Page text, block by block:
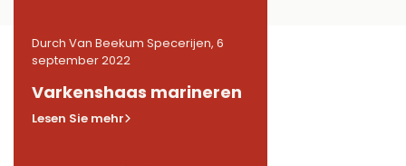
Durch Van Beekum Specerijen, 6
september 2022
Varkenshaas marineren
Lesen Sie mehr